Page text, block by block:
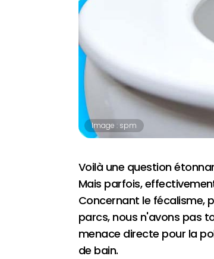
Image : spm
Voilà une question
Mais parfois,
Concernant le fécalisme,
parcs, nous n'avons pas
menace directe pour la
de bain.